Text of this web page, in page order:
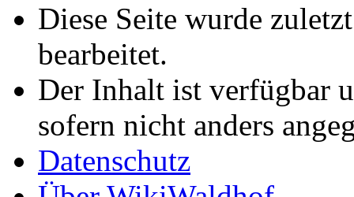
Diese Seite wurde
bearbeitet.
Der Inhalt ist verfügbar
sofern nicht anders
Datenschutz